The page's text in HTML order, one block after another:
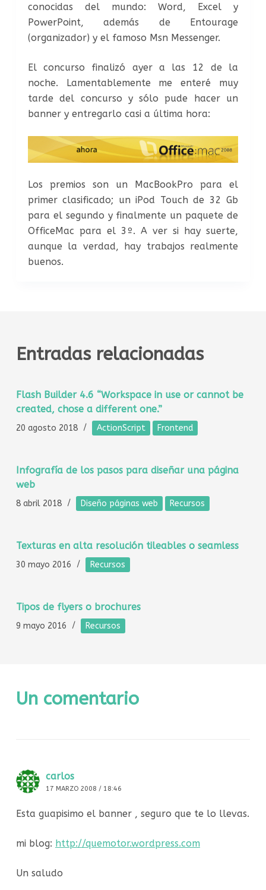
conocidas del mundo: Word, Excel y
PowerPoint, además de Entourage
(organizador) y el famoso Msn Messenger.
El concurso finalizó ayer a las 12 de la
noche. Lamentablemente me enteré muy
tarde del concurso y sólo pude hacer un
banner y entregarlo casi a última hora:
Los premios son un MacBookPro para el
primer clasificado; un iPod Touch de 32 Gb
para el segundo y finalmente un paquete de
OfficeMac para el 3º. A ver si hay suerte,
aunque la verdad, hay trabajos realmente
buenos.
Entradas relacionadas
Flash Builder 4.6 “Workspace in use or cannot be
created, chose a different one.”
20 agosto 2018 ActionScript Frontend
Infografía de los pasos para diseñar una página
web
8 abril 2018 Diseño páginas web Recursos
Texturas en alta resolución tileables o seamless
30 mayo 2016 Recursos
Tipos de flyers o brochures
9 mayo 2016 Recursos
Un comentario
carlos
17 MARZO 2008 / 18:46
Esta guapisimo el banner , seguro que te lo llevas.
mi blog: http://quemotor.wordpress.com
Un saludo